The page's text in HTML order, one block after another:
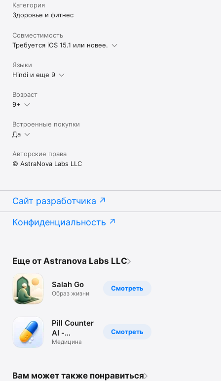
Категория
Здоровье и фитнес
Совместимость
Требуется iOS 15.1 или новее.
Языки
Hindi и еще 9
Возраст
9+
Встроенные покупки
Да
Авторские права
© AstraNova Labs LLC
Сайт разработчика
Конфиденциальность
Еще от Astranova Labs LLC
Смотреть
Salah Go
Образ жизни
Смотреть
Pill Counter
AI -
PillSnap AI
Медицина
Вам может также понравиться